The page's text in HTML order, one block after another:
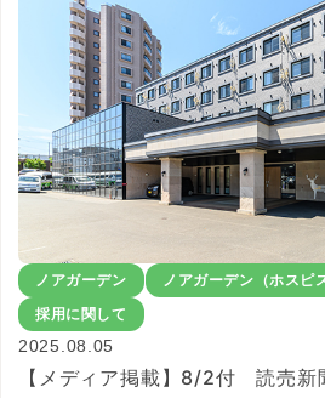
ノアガーデン
ノアガーデン（ホスピ
採用に関して
2025.08.05
【メディア掲載】8/2付 読売新